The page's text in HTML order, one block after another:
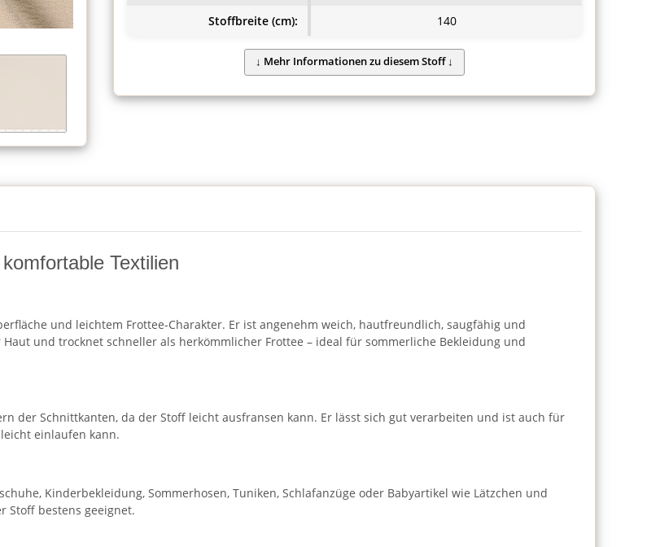
Stoffbreite (cm):
140
Textilien
und leichtem Frottee-Charakter. Er ist angenehm weich, hautfreundlich, saugfähig und
und trocknet schneller als herkömmlicher Frottee – ideal für sommerliche Bekleidung und
der Schnittkanten, da der Stoff leicht ausfransen kann. Er lässt sich gut verarbeiten und ist auch für
einlaufen kann.
Kinderbekleidung, Sommerhosen, Tuniken, Schlafanzüge oder Babyartikel wie Lätzchen und
Stoff bestens geeignet.